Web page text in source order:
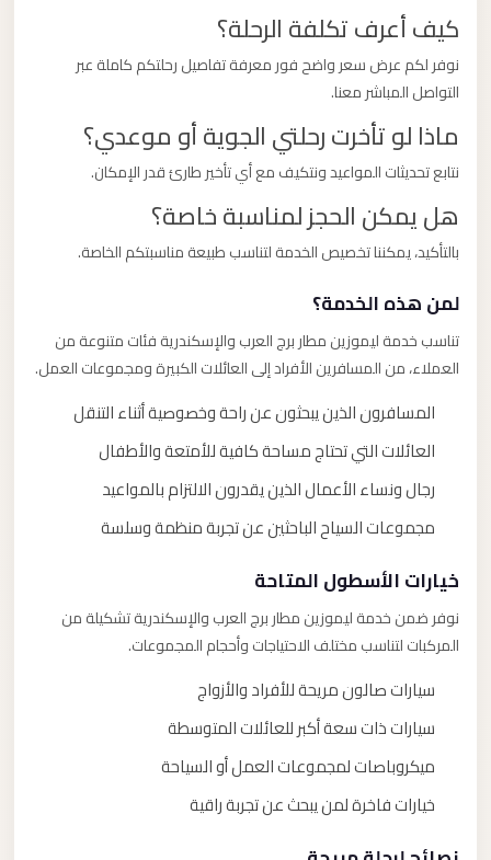
كيف أعرف تكلفة الرحلة؟
نوفر لكم عرض سعر واضح فور معرفة تفاصيل رحلتكم كاملة عبر
التواصل المباشر معنا.
ماذا لو تأخرت رحلتي الجوية أو موعدي؟
نتابع تحديثات المواعيد ونتكيف مع أي تأخير طارئ قدر الإمكان.
هل يمكن الحجز لمناسبة خاصة؟
بالتأكيد، يمكننا تخصيص الخدمة لتناسب طبيعة مناسبتكم الخاصة.
لمن هذه الخدمة؟
تناسب خدمة ليموزين مطار برج العرب والإسكندرية فئات متنوعة من
العملاء، من المسافرين الأفراد إلى العائلات الكبيرة ومجموعات العمل.
المسافرون الذين يبحثون عن راحة وخصوصية أثناء التنقل
العائلات التي تحتاج مساحة كافية للأمتعة والأطفال
رجال ونساء الأعمال الذين يقدرون الالتزام بالمواعيد
مجموعات السياح الباحثين عن تجربة منظمة وسلسة
خيارات الأسطول المتاحة
نوفر ضمن خدمة ليموزين مطار برج العرب والإسكندرية تشكيلة من
المركبات لتناسب مختلف الاحتياجات وأحجام المجموعات.
سيارات صالون مريحة للأفراد والأزواج
سيارات ذات سعة أكبر للعائلات المتوسطة
ميكروباصات لمجموعات العمل أو السياحة
خيارات فاخرة لمن يبحث عن تجربة راقية